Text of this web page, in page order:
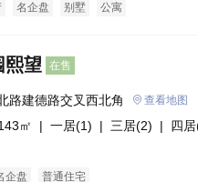
名企盘 别墅 公寓
熙望 在售
路建德路交叉西北角 查看地图
㎡ | 一居(1) | 三居(2) | 四居
企盘 普通住宅